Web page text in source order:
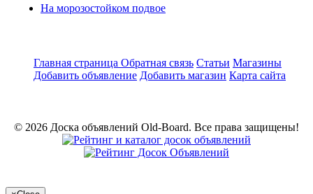
На морозостойком подвое
Главная страница Обратная связь Статьи Магазины
Добавить объявление Добавить магазин Карта сайта
© 2026 Доска объявлений Old-Board. Все права защищены!